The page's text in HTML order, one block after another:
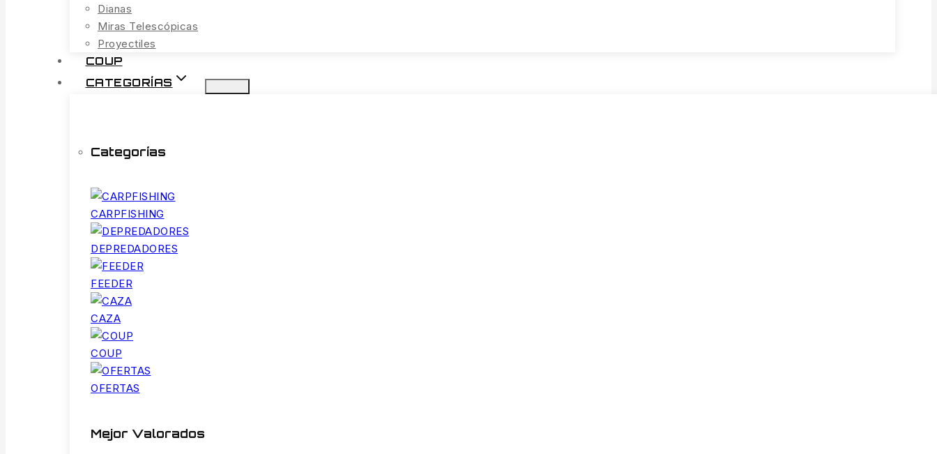
Dianas
Miras Telescópicas
Proyectiles
COUP
CATEGORÍAS
Categorías
CARPFISHING
DEPREDADORES
FEEDER
CAZA
COUP
OFERTAS
Mejor Valorados